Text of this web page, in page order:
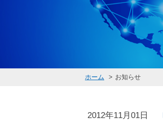
ホーム お知らせ
2012年11月01日